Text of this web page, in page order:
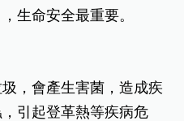
生命安全最重要。
，會產生害菌，造成疾
引起登革熱等疾病危